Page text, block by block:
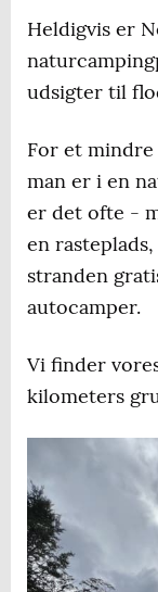
Jysk
Risskov
spare
Zealand på
rejse til
Heldigvis er
udsigter til
For et mindre
man er i en
er det ofte -
en
stranden
autocamper.
Vi finder
kilometers